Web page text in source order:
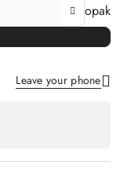
opak
Leave your phone